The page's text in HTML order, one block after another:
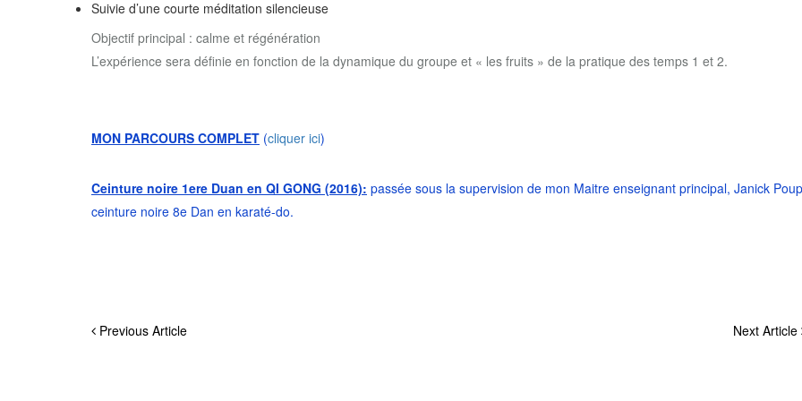
Suivie d’une courte méditation silencieuse
Objectif principal : calme et régénération
L’expérience sera définie en fonction de la dynamique du groupe et « les fruits » de la pratique des temps 1 et 2.
MON PARCOURS COMPLET (cliquer ici)
Ceinture noire 1ere Duan en QI GONG (2016): passée sous la supervision de mon Maitre enseignant principal, Janick
ceinture noire 8e Dan en karaté-do.
Previous Article Next Article